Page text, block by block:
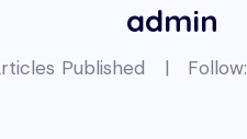
admin
Published Follow: